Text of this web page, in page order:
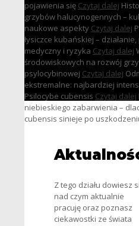
pojawienia się Czytaj dalej
grzybów halucynogennych –
naukowe aspekty Czytaj dalej
łysiczce kubańskiej – działanie,
medyczny i ryzyka Czytaj dalej
środowiskowych na rozwój
psylocybinowej Czytaj dalej
ekstremalne: najbardziej
Psilocybe cubensis Czytaj dalej
niebieskiego zabarwienia –
cubensis sinieje po
Z tego działu dowiesz
nad czym aktualnie
pracuję oraz poznasz
ciekawostki ze świata